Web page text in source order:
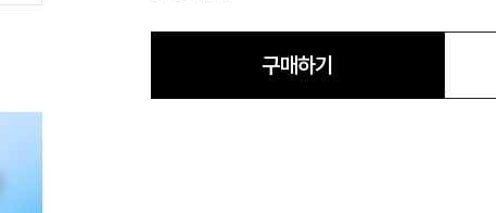
구매하기